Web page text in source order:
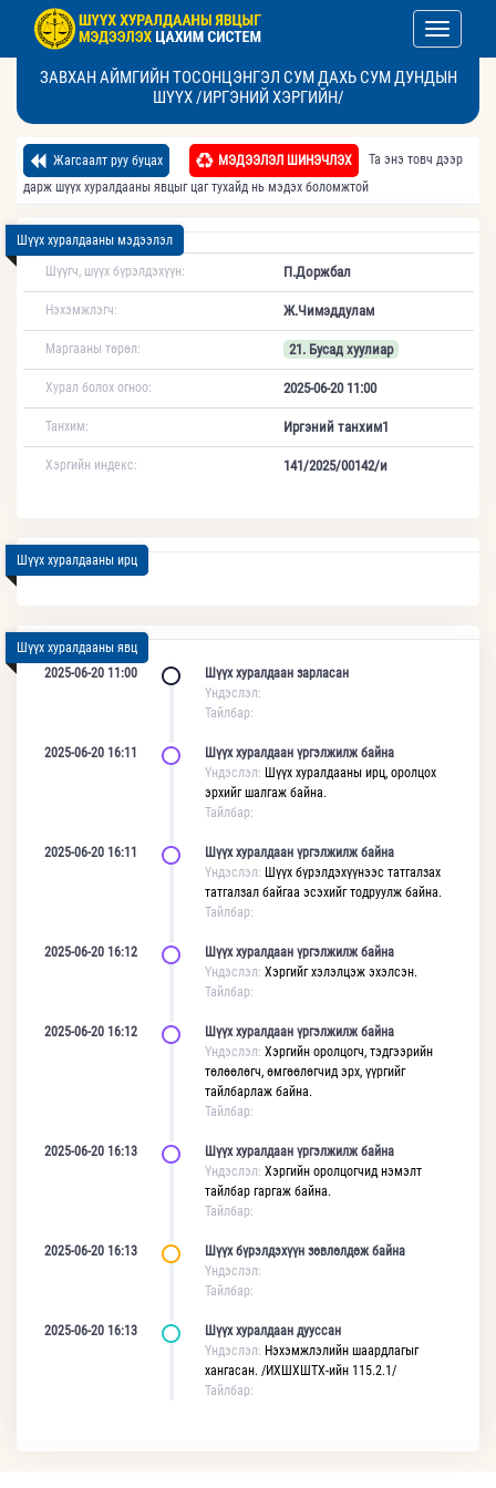
Toggle
ЗАВХАН АЙМГИЙН ТОСОНЦЭНГЭЛ СУМ ДАХЬ СУМ ДУНДЫН
ШҮҮХ /ИРГЭНИЙ ХЭРГИЙН/
Жагсаалт руу буцах МЭДЭЭЛЭЛ ШИНЭЧЛЭХ
Та энэ товч дээр
дарж шүүх хуралдааны явцыг цаг тухайд нь мэдэх боломжтой
Шүүх хуралдааны мэдээлэл
Шүүгч, шүүх бүрэлдэхүүн:
П.Доржбал
Нэхэмжлэгч: Ж.Чимэддулам
Маргааны төрөл: 21. Бусад хуулиар
Хурал болох огноо: 2025-06-20 11:00
Танхим: Иргэний танхим1
Хэргийн индекс: 141/2025/00142/и
Шүүх хуралдааны ирц
Шүүх хуралдааны явц
2025-06-20 11:00
Шүүх хуралдаан зарласан
Үндэслэл:
Тайлбар:
2025-06-20 16:11
Шүүх хуралдаан үргэлжилж байна
Үндэслэл: Шүүх хуралдааны ирц, оролцох
эрхийг шалгаж байна.
Тайлбар:
2025-06-20 16:11
Шүүх хуралдаан үргэлжилж байна
Үндэслэл: Шүүх бүрэлдэхүүнээс татгалзах
татгалзал байгаа эсэхийг тодруулж байна.
Тайлбар:
2025-06-20 16:12
Шүүх хуралдаан үргэлжилж байна
Үндэслэл: Хэргийг хэлэлцэж эхэлсэн.
Тайлбар:
2025-06-20 16:12
Шүүх хуралдаан үргэлжилж байна
Үндэслэл: Хэргийн оролцогч, тэдгээрийн
төлөөлөгч, өмгөөлөгчид эрх, үүргийг
тайлбарлаж байна.
Тайлбар:
2025-06-20 16:13
Шүүх хуралдаан үргэлжилж байна
Үндэслэл: Хэргийн оролцогчид нэмэлт
тайлбар гаргаж байна.
Тайлбар:
2025-06-20 16:13
Шүүх бүрэлдэхүүн зөвлөлдөж байна
Үндэслэл:
Тайлбар:
2025-06-20 16:13
Шүүх хуралдаан дууссан
Үндэслэл: Нэхэмжлэлийн шаардлагыг
хангасан. /ИХШХШТХ-ийн 115.2.1/
Тайлбар: